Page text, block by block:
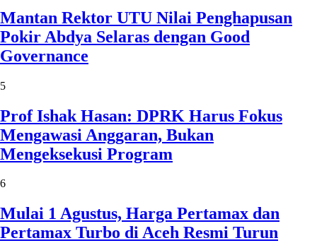
Mantan Rektor UTU Nilai Penghapusan
Pokir Abdya Selaras dengan Good
Governance
5
Prof Ishak Hasan: DPRK Harus Fokus
Mengawasi Anggaran, Bukan
Mengeksekusi Program
6
Mulai 1 Agustus, Harga Pertamax dan
Pertamax Turbo di Aceh Resmi Turun